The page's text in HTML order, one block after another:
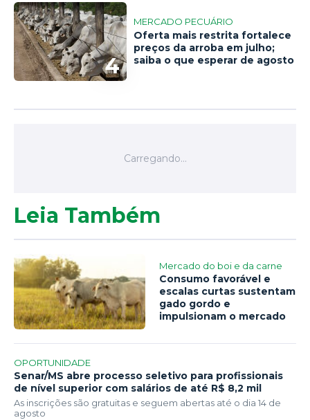
4
MERCADO PECUÁRIO
Oferta mais restrita fortalece
preços da arroba em julho;
saiba o que esperar de agosto
Leia Também
Mercado do boi e da carne
Consumo favorável e
escalas curtas sustentam
gado gordo e
impulsionam o mercado
OPORTUNIDADE
Senar/MS abre processo seletivo para profissionais
de nível superior com salários de até R$ 8,2 mil
As inscrições são gratuitas e seguem abertas até o dia 14 de
agosto